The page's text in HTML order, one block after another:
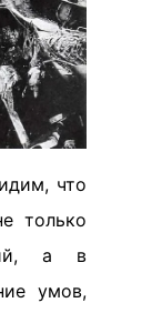
что
только
а в
умов,